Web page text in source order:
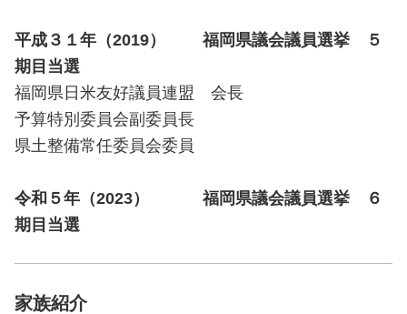
平成３１年（2019） 福岡県議会議員選挙 ５
期目当選
福岡県日米友好議員連盟 会長
予算特別委員会副委員長
県土整備常任委員会委員
令和５年（2023） 福岡県議会議員選挙 ６
期目当選
家族紹介